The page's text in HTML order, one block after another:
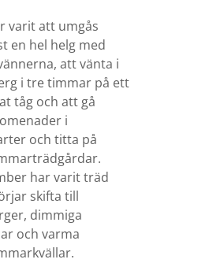
varit att umgås
en hel helg med
att vänta i
i tre timmar på ett
tåg och att gå
i
och titta på
har varit träd
skifta till
dimmiga
och varma